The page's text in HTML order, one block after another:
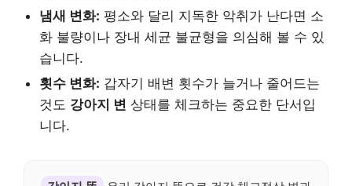
냄새 변화: 평소와 달리 지독한 악취가 난다면 소
화 불량이나 장내 세균 불균형을 의심해 볼 수 있
습니다.
횟수 변화: 갑자기 배변 횟수가 늘거나 줄어드는
것도 강아지 변 상태를 체크하는 중요한 단서입
니다.